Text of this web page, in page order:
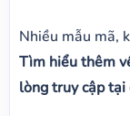
Nhiều mẫu mã,
Tìm hiểu thêm
lòng truy cập tại